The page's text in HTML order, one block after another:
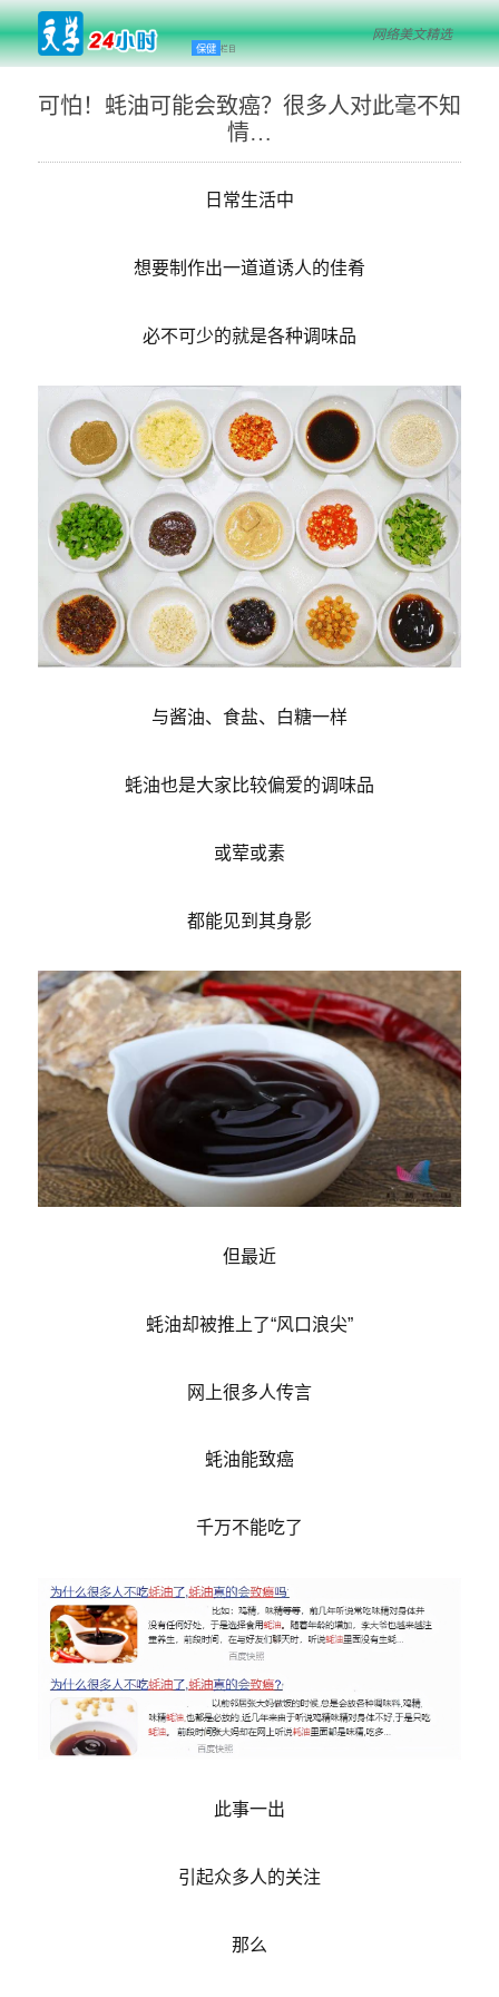
保健 栏目
网络美文精选
可怕！蚝油可能会致癌？很多人对此毫不知
情…
日常生活中
想要制作出一道道诱人的佳肴
必不可少的就是各种调味品
与酱油、食盐、白糖一样
蚝油也是大家比较偏爱的调味品
或荤或素
都能见到其身影
但最近
蚝油却被推上了“风口浪尖”
网上很多人传言
蚝油能致癌
千万不能吃了
此事一出
引起众多人的关注
那么